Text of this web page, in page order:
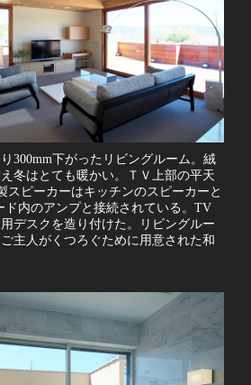
300mm下がったリビングルーム。絨
冬はとても暖かい。ＴＶ上部の平天
スピーカーはキッチンのスピーカーと
ド内のアンプと接続されている。TV
デスクを造り付けた。リビングルー
主人がくつろぐために用意された和